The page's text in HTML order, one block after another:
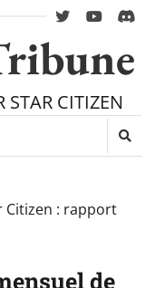
twitteryoutube
STAR CITIZEN
Citizen : rapport
de